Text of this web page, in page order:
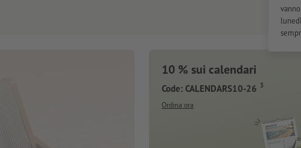
10 % sui calendari
Code: CALENDARS10-26 3
Ordina ora